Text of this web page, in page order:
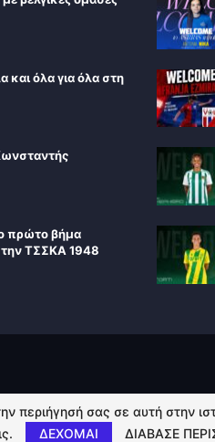
και όλα για όλα στη
πρώτο βήμα
ΤΣΣΚΑ 1948
περιήγησή σας σε αυτή στην
ΔΕΧΟΜΑΙ ΔΙΑΒΑΣΕ